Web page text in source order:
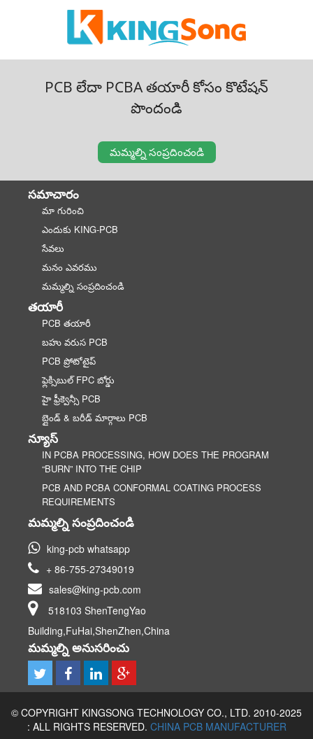
PCB లేదా PCBA తయారీ కోసం కొటేషన్
పొందండి
మమ్మల్ని సంప్రదించండి
సమాచారం
మా గురించి
ఎందుకు KING-PCB
సేవలు
మనం ఎవరము
మమ్మల్ని సంప్రదించండి
తయారీ
PCB తయారీ
బహు వరుస PCB
PCB ప్రోటోటైప్
ఫ్లెక్సిబుల్ FPC బోర్డు
హై ఫ్రీక్వెన్సీ PCB
బ్లైండ్ & బరీడ్ మార్గాలు PCB
న్యూస్
IN PCBA PROCESSING, HOW DOES THE PROGRAM
“BURN” INTO THE CHIP
PCB AND PCBA CONFORMAL COATING PROCESS
REQUIREMENTS
మమ్మల్ని సంప్రదించండి
king-pcb whatsapp
+ 86-755-27349019
sales@king-pcb.com
518103 ShenTengYao
Building,FuHai,ShenZhen,China
మమ్మల్ని అనుసరించు
© COPYRIGHT KINGSONG TECHNOLOGY CO., LTD. 2010-2025
: ALL RIGHTS RESERVED. CHINA PCB MANUFACTURER